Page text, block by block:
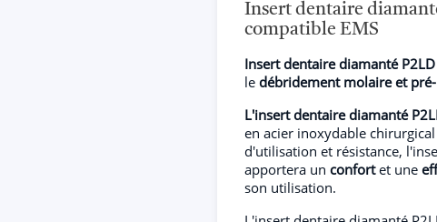
Insert dentaire
compatible EMS
Insert dentaire diamanté
le débridement molaire et
L'insert dentaire diamanté
en acier inoxydable
d'utilisation et résistance,
apportera un confortet une
son utilisation.